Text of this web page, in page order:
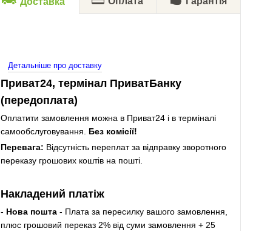
Детальніше про доставку
Приват24, термінал ПриватБанку
(передоплата)
Оплатити замовлення можна в Приват24 і в терміналі
самообслуговування. Без комісії!
Перевага: Відсутність переплат за відправку зворотного
переказу грошових коштів на пошті.
Накладений платіж
- Нова пошта- Плата за пересилку вашого замовлення,
плюс грошовий переказ 2% від суми замовлення + 25